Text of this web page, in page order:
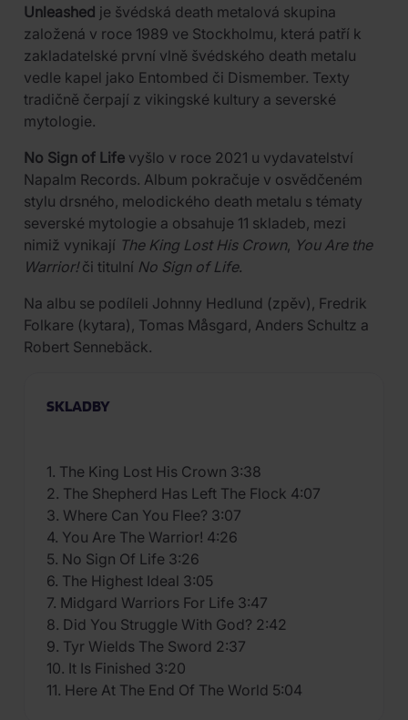
Unleashed je švédská death metalová skupina
založená v roce 1989 ve Stockholmu, která patří k
zakladatelské první vlně švédského death metalu
vedle kapel jako Entombed či Dismember. Texty
tradičně čerpají z vikingské kultury a severské
mytologie.
No Sign of Life vyšlo v roce 2021 u vydavatelství
Napalm Records. Album pokračuje v osvědčeném
stylu drsného, melodického death metalu s tématy
severské mytologie a obsahuje 11 skladeb, mezi
nimiž vynikají The King Lost His Crown, You Are the
Warrior!či titulní No Sign of Life.
Na albu se podíleli Johnny Hedlund (zpěv), Fredrik
Folkare (kytara), Tomas Måsgard, Anders Schultz a
Robert Sennebäck.
SKLADBY
1. The King Lost His Crown 3:38
2. The Shepherd Has Left The Flock 4:07
3. Where Can You Flee? 3:07
4. You Are The Warrior! 4:26
5. No Sign Of Life 3:26
6. The Highest Ideal 3:05
7. Midgard Warriors For Life 3:47
8. Did You Struggle With God? 2:42
9. Tyr Wields The Sword 2:37
10. It Is Finished 3:20
11. Here At The End Of The World 5:04